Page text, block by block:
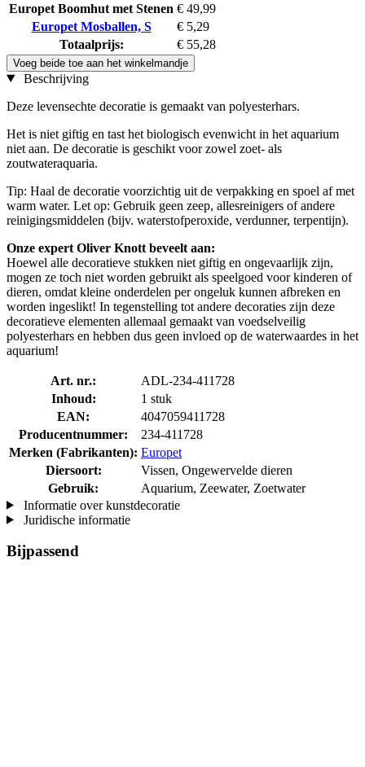
Europet Boomhut met Stenen € 49,99
Europet Mosballen, S
€ 5,29
Totaalprijs:
€ 55,28
Voeg beide toe aan het winkelmandje
Beschrijving
Deze levensechte decoratie is gemaakt van polyesterhars.
Het is niet giftig en tast het biologisch evenwicht in het aquarium
niet aan. De decoratie is geschikt voor zowel zoet- als
zoutwateraquaria.
Tip: Haal de decoratie voorzichtig uit de verpakking en spoel af met
warm water. Let op: Gebruik geen zeep, allesreinigers of andere
reinigingsmiddelen (bijv. waterstofperoxide, verdunner, terpentijn).
Onze expert Oliver Knott beveelt aan:
Hoewel alle decoratieve stukken niet giftig en ongevaarlijk zijn,
mogen ze toch niet worden gebruikt als speelgoed voor kinderen of
dieren, omdat kleine onderdelen per ongeluk kunnen afbreken en
worden ingeslikt! In tegenstelling tot andere decoraties zijn deze
decoratieve elementen allemaal gemaakt van voedselveilig
polyesterhars en hebben dus geen invloed op de waterwaardes in het
aquarium!
Art. nr.:
ADL-234-411728
Inhoud:
1 stuk
EAN:
4047059411728
Producentnummer:
234-411728
Merken (Fabrikanten): Europet
Diersoort:
Vissen, Ongewervelde dieren
Gebruik:
Aquarium, Zeewater, Zoetwater
Informatie over kunstdecoratie
Juridische informatie
Bijpassend